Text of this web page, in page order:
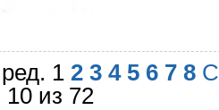
1 2 3 4 5 6 7 8
10 из 72